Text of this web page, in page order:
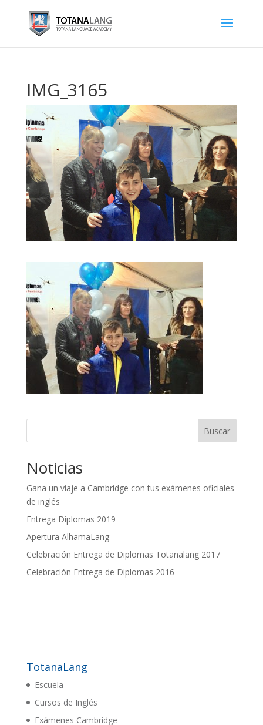
IMG_3165
Buscar
Noticias
Gana un viaje a Cambridge con tus exámenes oficiales
de inglés
Entrega Diplomas 2019
Apertura AlhamaLang
Celebración Entrega de Diplomas Totanalang 2017
Celebración Entrega de Diplomas 2016
TotanaLang
Escuela
Cursos de Inglés
Exámenes Cambridge